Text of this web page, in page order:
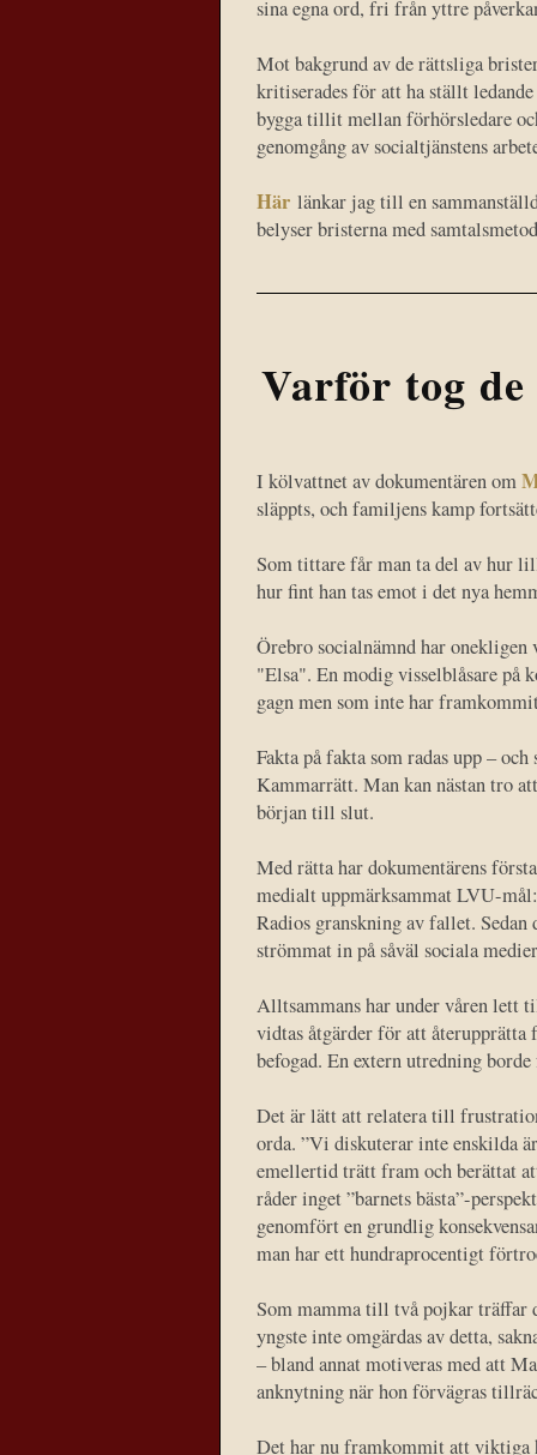
sina egna ord, fri från yttre
Mot bakgrund av de rättsliga
kritiserades för att ha ställt
bygga tillit mellan förhörsledare
genomgång av socialtjänstens
Härlänkar jag till en
belyser bristerna med
Varför tog
I kölvattnet av dokumentären om
släppts, och familjens kamp
Som tittare får man ta del av hur
hur fint han tas emot i det nya
Örebro socialnämnd har
"Elsa". En modig visselblåsare på
gagn men som inte har
Fakta på fakta som radas upp –
Kammarrätt. Man kan nästan tro
början till slut.
Med rätta har dokumentärens
medialt uppmärksammat LVU-
Radios granskning av fallet.
strömmat in på såväl sociala
Alltsammans har under våren lett
vidtas åtgärder för att
befogad. En extern utredning
Det är lätt att relatera till
orda. ”Vi diskuterar inte enskilda
emellertid trätt fram och berättat
råder inget ”barnets bästa”-
genomfört en grundlig
man har ett hundraprocentigt
Som mamma till två pojkar träffar
yngste inte omgärdas av detta,
– bland annat motiveras med att
anknytning när hon förvägras
Det har nu framkommit att viktiga